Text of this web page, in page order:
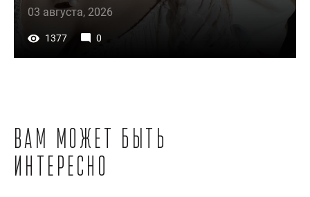
03 августа, 2026
1377 0
Вам может быть
интересно